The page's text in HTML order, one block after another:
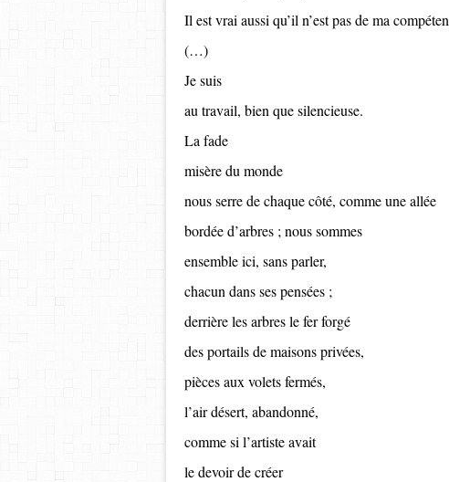
Il est vrai aussi qu’il n’est pas de ma
(…)
Je suis
au travail, bien que silencieuse.
La fade
misère du monde
nous serre de chaque côté, comme une allée
bordée d’arbres ; nous sommes
ensemble ici, sans parler,
chacun dans ses pensées ;
derrière les arbres le fer forgé
des portails de maisons privées,
pièces aux volets fermés,
l’air désert, abandonné,
comme si l’artiste avait
le devoir de créer